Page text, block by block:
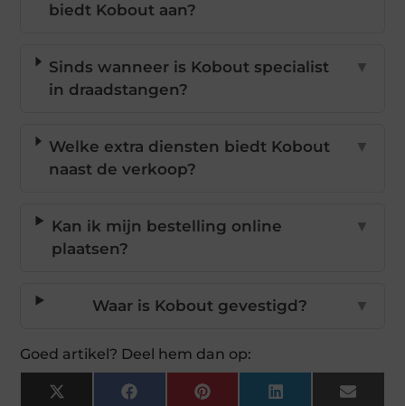
biedt Kobout aan?
Sinds wanneer is Kobout specialist
in draadstangen?
▼
Welke extra diensten biedt Kobout
naast de verkoop?
▼
Kan ik mijn bestelling online
plaatsen?
▼
Waar is Kobout gevestigd? ▼
Goed artikel? Deel hem dan op:
X
FacebookPinterestLinkedInEmail